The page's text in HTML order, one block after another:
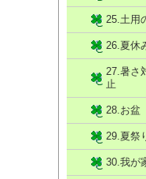
25.土用
26.夏休
27.暑さ
止
28.お盆
29.夏祭
30.我が